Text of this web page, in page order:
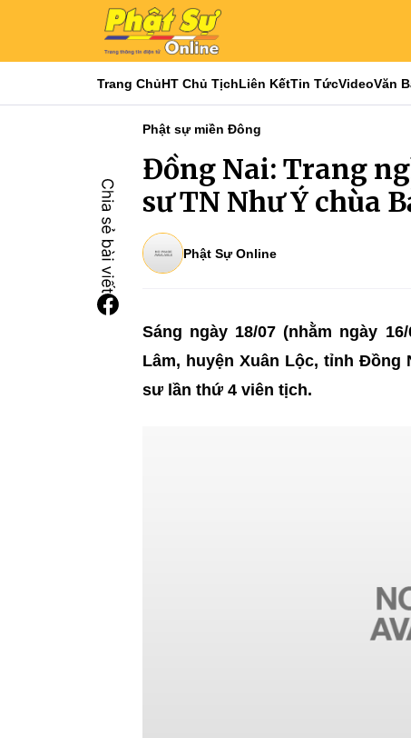
Trang ChủHT Chủ TịchLiên KếtTin TứcVideoVăn
Phật sự miền Đông
Đồng Nai: Trang
sư TN Như Ý chùa
Phật Sự Online
Sáng ngày 18/07 (nhằm ngày
Lâm, huyện Xuân Lộc, tỉnh
sư lần thứ 4 viên tịch.